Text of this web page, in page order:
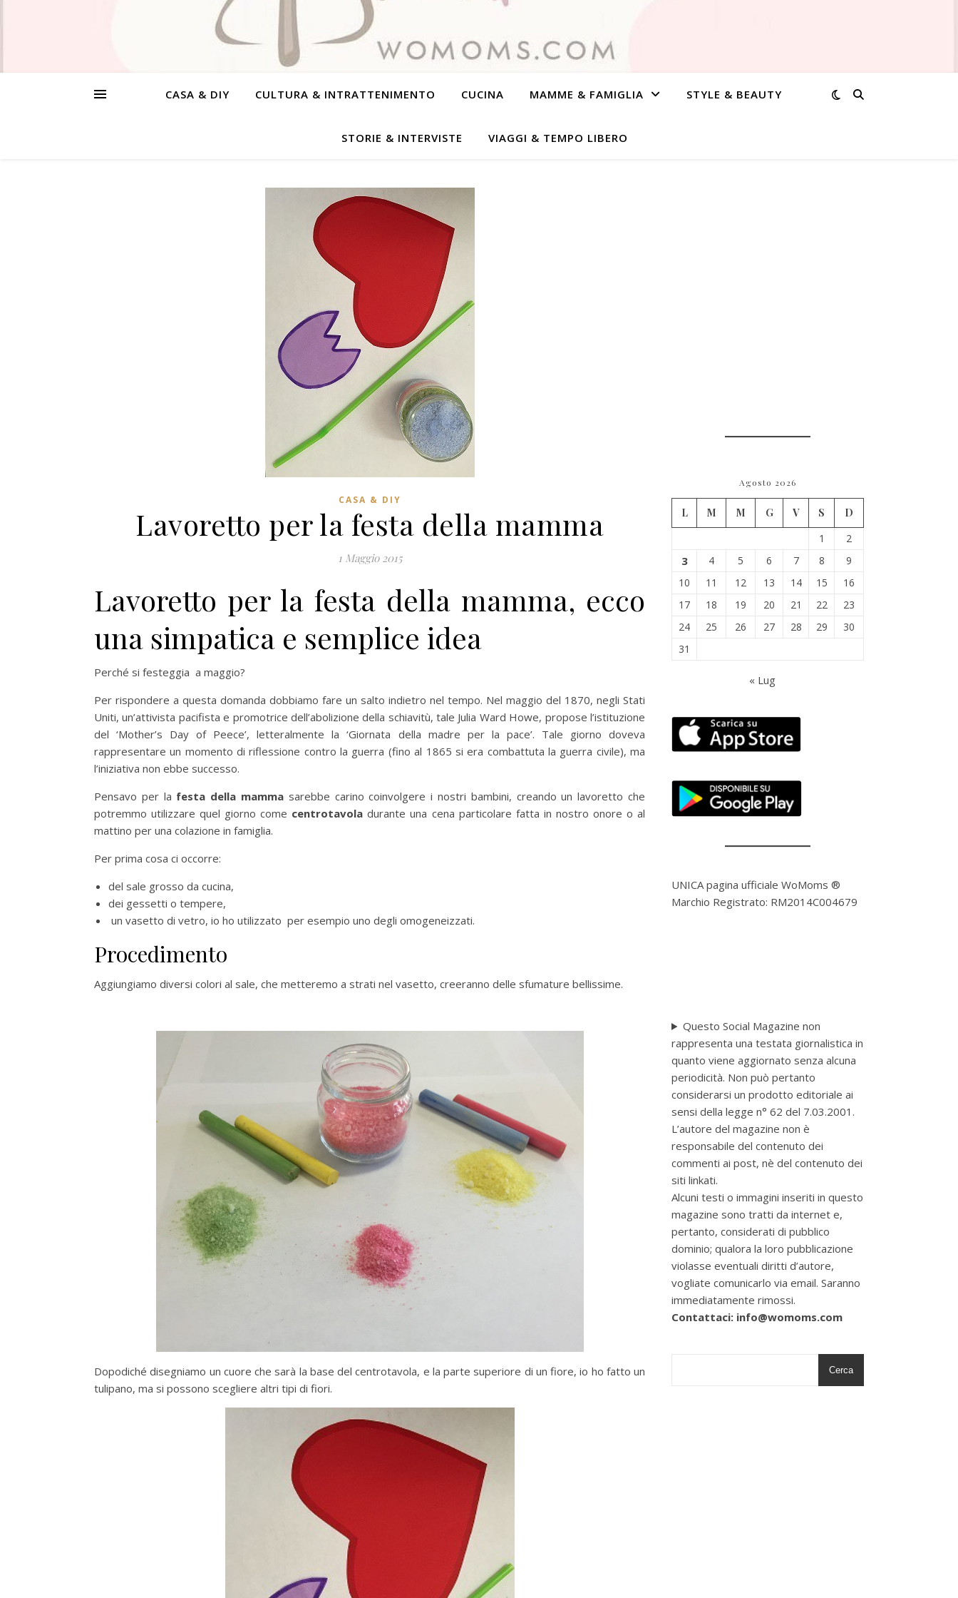
CASA & DIY CULTURA & INTRATTENIMENTO CUCINA MAMME & FAMIGLIA STYLE & BEAUTY
STORIE & INTERVISTE VIAGGI & TEMPO LIBERO
CASA & DIY
Lavoretto per la festa della mamma
1 Maggio 2015
Lavoretto per la festa della mamma, ecco
una simpatica e semplice idea
Perché si festeggia a maggio?
Per rispondere a questa domanda dobbiamo fare un salto indietro nel tempo. Nel maggio del 1870, negli Stati
Uniti, un’attivista pacifista e promotrice dell’abolizione della schiavitù, tale Julia Ward Howe, propose l’istituzione
del ‘Mother’s Day of Peece’, letteralmente la ‘Giornata della madre per la pace’. Tale giorno doveva
rappresentare un momento di riflessione contro la guerra (fino al 1865 si era combattuta la guerra civile), ma
l’iniziativa non ebbe successo.
Pensavo per la festa della mamma sarebbe carino coinvolgere i nostri bambini, creando un lavoretto che
potremmo utilizzare quel giorno come centrotavola durante una cena particolare fatta in nostro onore o al
mattino per una colazione in famiglia.
Per prima cosa ci occorre:
del sale grosso da cucina,
dei gessetti o tempere,
un vasetto di vetro, io ho utilizzato per esempio uno degli omogeneizzati.
Procedimento
Aggiungiamo diversi colori al sale, che metteremo a strati nel vasetto, creeranno delle sfumature bellissime.
Dopodiché disegniamo un cuore che sarà la base del centrotavola, e la parte superiore di un fiore, io ho fatto un
tulipano, ma si possono scegliere altri tipi di fiori.
Agosto 2026
L M M G V S
D
1
2
3 4 5 6 7 8
9
10
11 12 13 14 15
16
17
18 19 20 21 22
23
24
25 26 27 28 29
30
31
« Lug
UNICA pagina ufficiale WoMoms ®
Marchio Registrato: RM2014C004679
Questo Social Magazine non
rappresenta una testata giornalistica in
quanto viene aggiornato senza alcuna
periodicità. Non può pertanto
considerarsi un prodotto editoriale ai
sensi della legge n° 62 del 7.03.2001.
L’autore del magazine non è
responsabile del contenuto dei
commenti ai post, nè del contenuto dei
siti linkati.
Alcuni testi o immagini inseriti in questo
magazine sono tratti da internet e,
pertanto, considerati di pubblico
dominio; qualora la loro pubblicazione
violasse eventuali diritti d’autore,
vogliate comunicarlo via email. Saranno
immediatamente rimossi.
Contattaci: info@womoms.com
Cerca